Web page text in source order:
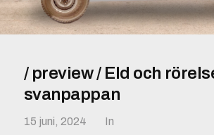
/ preview / Eld och
svanpappan
15 juni, 2024 In